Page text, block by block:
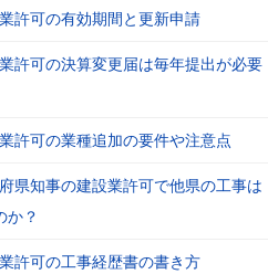
許可の有効期間と更新申請
許可の決算変更届は毎年提出が必要
許可の業種追加の要件や注意点
県知事の建設業許可で他県の工事は
か？
許可の工事経歴書の書き方